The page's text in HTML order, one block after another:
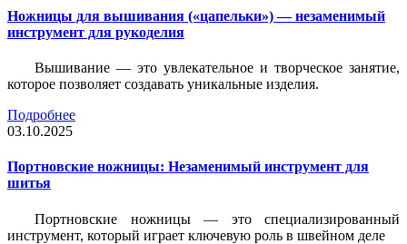
Ножницы для вышивания («цапельки») — незаменимый
инструмент для рукоделия
Вышивание — это увлекательное и творческое занятие,
которое позволяет создавать уникальные изделия.
Подробнее
03.10.2025
Портновские ножницы: Незаменимый инструмент для
шитья
Портновские ножницы — это специализированный
инструмент, который играет ключевую роль в швейном деле